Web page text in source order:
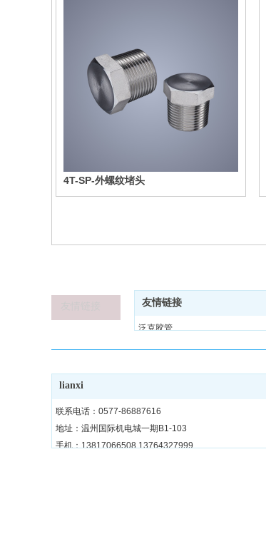
4T-SP-外螺纹堵头
友情链接
泛克胶管
lianxi
联系电话：0577-86887616
地址：温州国际机电城一期B1-103
手机：13817066508 13764327999